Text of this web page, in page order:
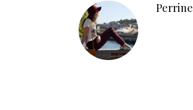
Perrine